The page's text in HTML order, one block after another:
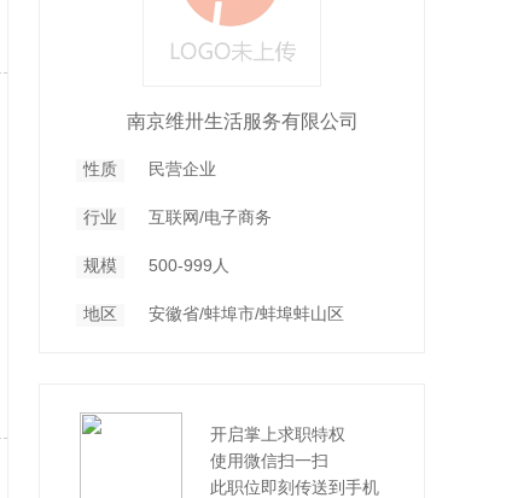
南京维卅生活服务有限公司
性质 民营企业
行业 互联网/电子商务
规模 500-999人
地区 安徽省/蚌埠市/蚌埠蚌山区
开启掌上求职特权
使用微信扫一扫
此职位即刻传送到手机